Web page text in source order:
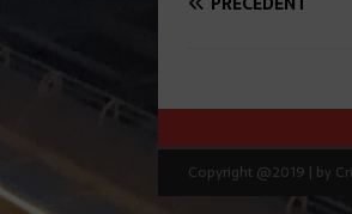
Copyright @2019 | by